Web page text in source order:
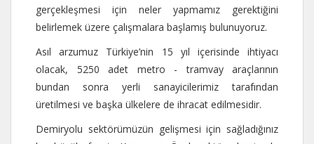
gerçekleşmesi için neler yapmamız gerektiğini
belirlemek üzere çalışmalara başlamış bulunuyoruz.
Asıl arzumuz Türkiye’nin 15 yıl içerisinde ihtiyacı
olacak, 5250 adet metro - tramvay araçlarının
bundan sonra yerli sanayicilerimiz tarafından
üretilmesi ve başka ülkelere de ihracat edilmesidir.
Demiryolu sektörümüzün gelişmesi için sağladığınız